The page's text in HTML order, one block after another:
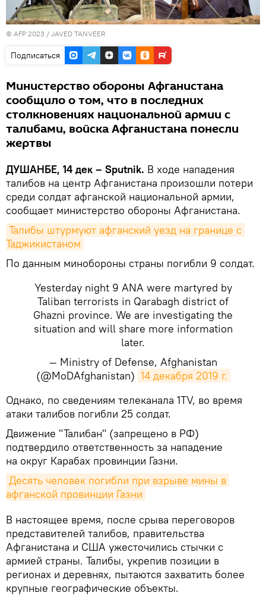
© AFP 2023 / JAVED TANVEER
Подписаться
Министерство обороны Афганистана
сообщило о том, что в последних
столкновениях национальной армии с
талибами, войска Афганистана понесли
жертвы
ДУШАНБЕ, 14 дек – Sputnik. В ходе нападения
талибов на центр Афганистана произошли потери
среди солдат афганской национальной армии,
сообщает министерство обороны Афганистана.
Талибы штурмуют афганский уезд на границе с
Таджикистаном
По данным минобороны страны погибли 9 солдат.
Yesterday night 9 ANA were martyred by
Taliban terrorists in Qarabagh district of
Ghazni province. We are investigating the
situation and will share more information
later.
— Ministry of Defense, Afghanistan
(@MoDAfghanistan) 14 декабря 2019 г.
​Однако, по сведениям телеканала 1TV, во время
атаки талибов погибли 25 солдат.
Движение "Талибан" (запрещено в РФ)
подтвердило ответственность за нападение
на округ Карабах провинции Газни.
Десять человек погибли при взрыве мины в
афганской провинции Газни
В настоящее время, после срыва переговоров
представителей талибов, правительства
Афганистана и США ужесточились стычки с
армией страны. Талибы, укрепив позиции в
регионах и деревнях, пытаются захватить более
крупные географические объекты.